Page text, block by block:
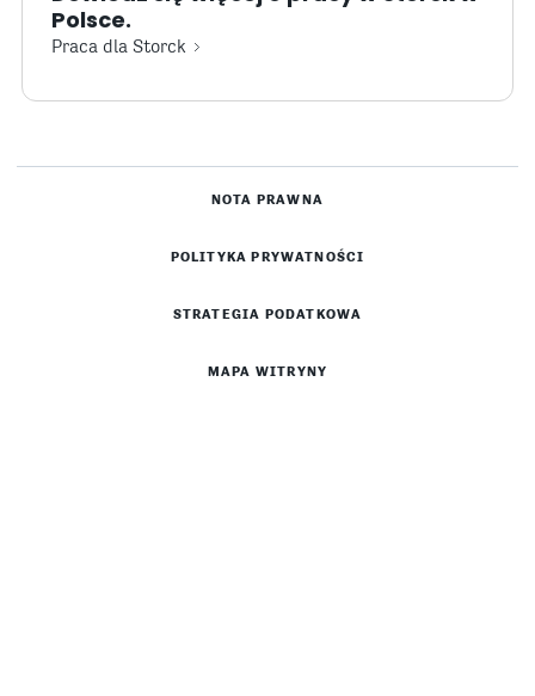
Polsce.
Praca dla Storck
NOTA PRAWNA
POLITYKA PRYWATNOŚCI
STRATEGIA PODATKOWA
MAPA WITRYNY